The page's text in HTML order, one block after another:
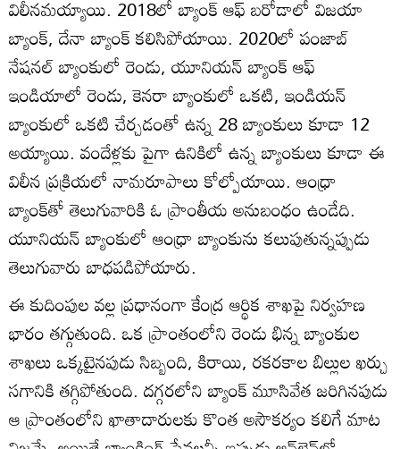
విలీనమయ్యాయి. 2018లో బ్యాంక్ ఆఫ్ బరోడాలో విజయా
బ్యాంక్, దేనా బ్యాంక్ కలిసిపోయాయి. 2020లో పంజాబ్
నేషనల్ బ్యాంకులో రెండు, యూనియన్ బ్యాంక్ ఆఫ్
ఇండియాలో రెండు, కెనరా బ్యాంకులో ఒకటి, ఇండియన్
బ్యాంకులో ఒకటి చేర్చడంతో ఉన్న 28 బ్యాంకులు కూడా 12
అయ్యాయి. వందేళ్లకు పైగా ఉనికిలో ఉన్న బ్యాంకులు కూడా ఈ
విలీన ప్రక్రియలో నామరూపాలు కోల్పోయాయి. ఆంధ్రా
బ్యాంక్‌తో తెలుగువారికి ఓ ప్రాంతీయ అనుబంధం ఉండేది.
యూనియన్ బ్యాంకులో ఆంధ్రా బ్యాంకును కలుపుతున్నప్పుడు
తెలుగువారు బాధపడిపోయారు.
ఈ కుదింపుల వల్ల ప్రధానంగా కేంద్ర ఆర్థిక శాఖపై నిర్వహణ
భారం తగ్గుతుంది. ఒక ప్రాంతంలోని రెండు భిన్న బ్యాంకుల
శాఖలు ఒక్కటైనపుడు సిబ్బంది, కిరాయి, రకరకాల బిల్లుల ఖర్చు
సగానికి తగ్గిపోతుంది. దగ్గరలోని బ్యాంక్ మూసివేత జరిగినపుడు
ఆ ప్రాంతంలోని ఖాతాదారులకు కొంత అసౌకర్యం కలిగే మాట